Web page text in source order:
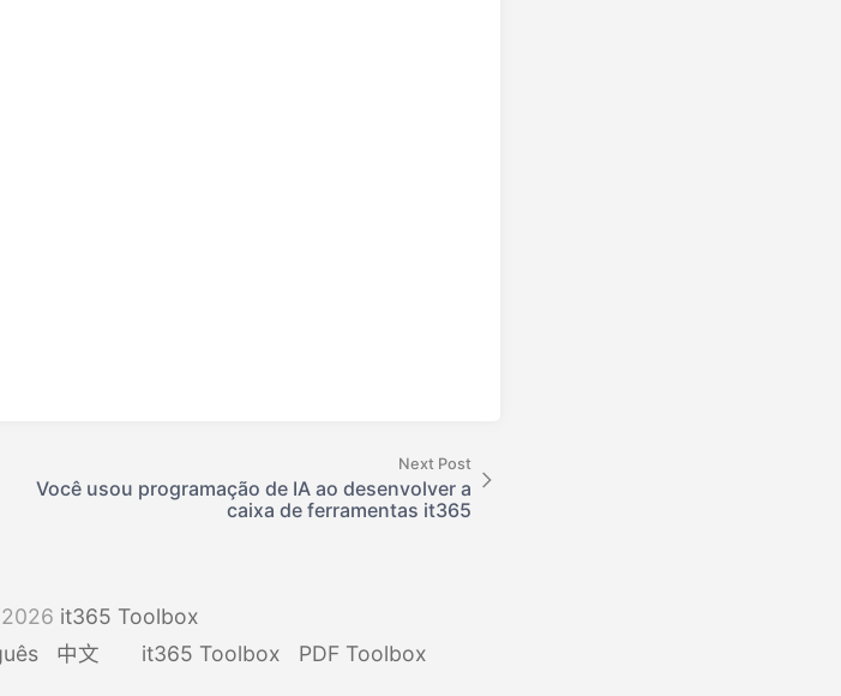
Next Post
Você usou programação de IA ao desenvolver a
caixa de ferramentas it365
it365 Toolbox
中文 it365 Toolbox PDF Toolbox